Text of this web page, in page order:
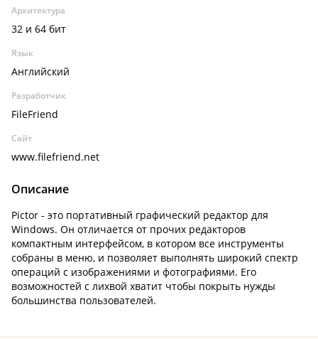
Архитектура
32 и 64 бит
Язык
Английский
Разработчик
FileFriend
Сайт
www.filefriend.net
Описание
Pictor - это портативный графический редактор для
Windows. Он отличается от прочих редакторов
компактным интерфейсом, в котором все инструменты
собраны в меню, и позволяет выполнять широкий спектр
операций с изображениями и фотографиями. Его
возможностей с лихвой хватит чтобы покрыть нужды
большинства пользователей.